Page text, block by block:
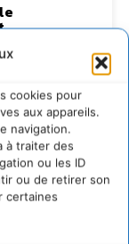
cookies pour
aux appareils.
navigation.
à traiter des
ou les ID
ou de retirer son
certaines
…
appelle les
vivant
mémoire
(2020-